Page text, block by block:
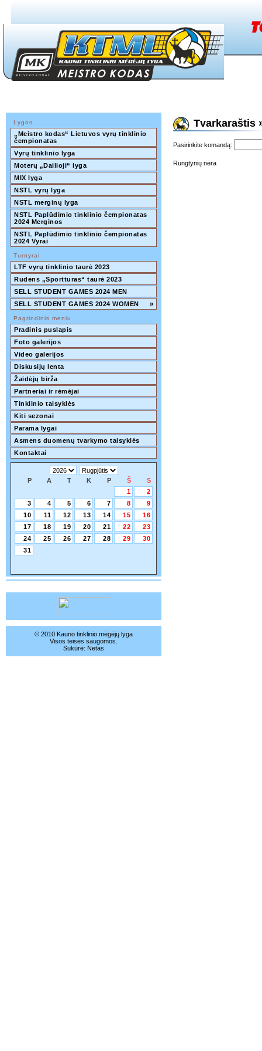
Lygos
„Meistro kodas“ Lietuvos vyrų tinklinio
čempionatas
Vyrų tinklinio lyga
Moterų „Dailioji“ lyga
MIX lyga
NSTL vyrų lyga
NSTL merginų lyga
NSTL Paplūdimio tinklinio čempionatas
2024 Merginos
NSTL Paplūdimio tinklinio čempionatas
2024 Vyrai
Turnyrai
LTF vyrų tinklinio taurė 2023
Rudens „Sportturas“ taurė 2023
SELL STUDENT GAMES 2024 MEN
SELL STUDENT GAMES 2024 WOMEN
»
Pagrindinis meniu
Pradinis puslapis
Foto galerijos
Video galerijos
Diskusijų lenta
Žaidėjų birža
Partneriai ir rėmėjai
Tinklinio taisyklės
Kiti sezonai
Parama lygai
Asmens duomenų tvarkymo taisyklės
Kontaktai
P A T K P Š
S
1
2
3
4 5 6 7 8
9
10
11 12 13 14 15
16
17
18 19 20 21 22
23
24
25 26 27 28 29
30
31
© 2010 Kauno tinklinio mėgėjų lyga
Visos teisės saugomos.
Sukūrė: Netas
Tvarkaraštis
Pasirinkite komandą:
Rungtynių nėra